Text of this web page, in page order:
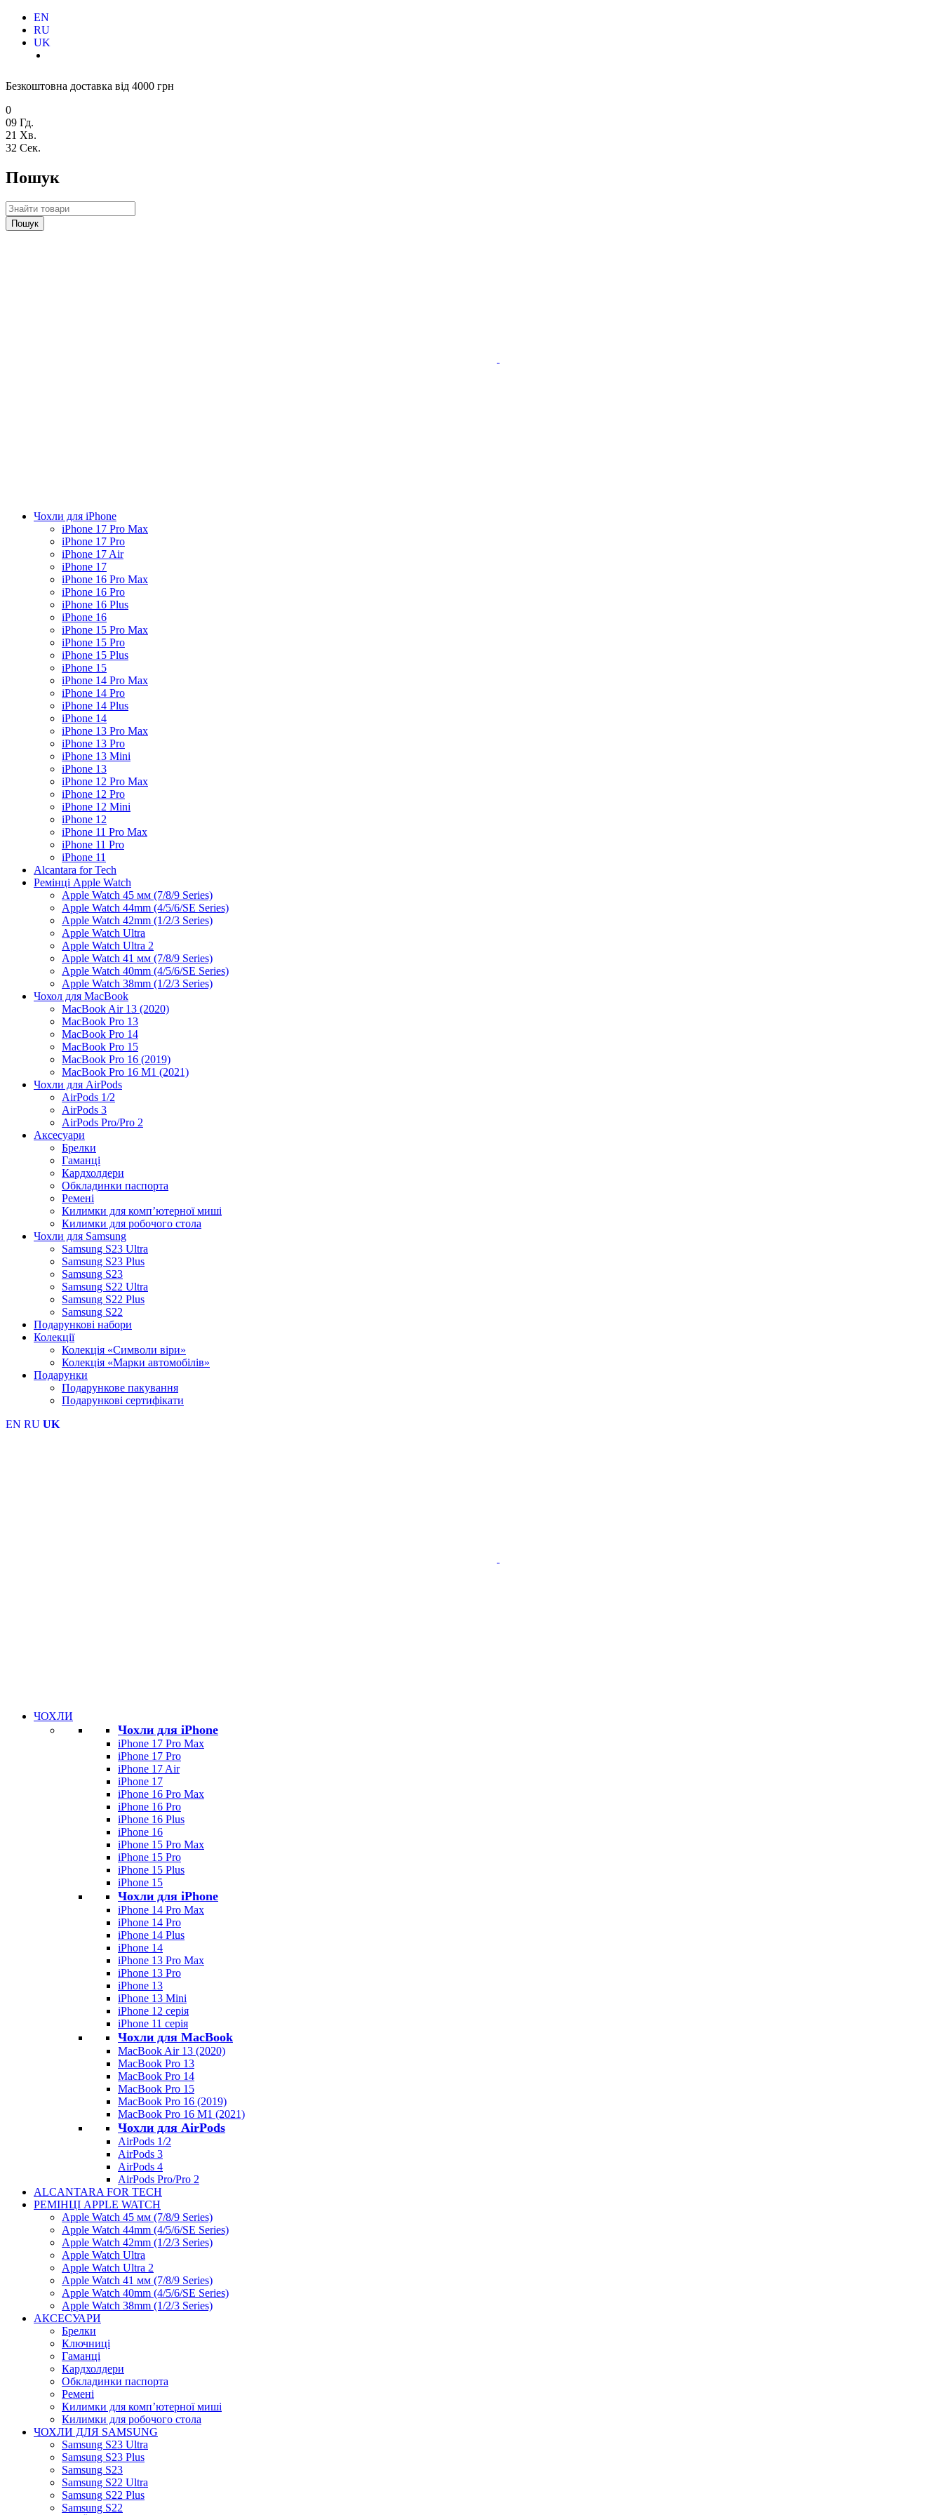
EN
RU
UK
Безкоштовна доставка від 4000 грн
0
09 Гд.
21 Хв.
31 Сек.
Пошук
Чохли для iPhone
iPhone 17 Pro Max
iPhone 17 Pro
iPhone 17 Air
iPhone 17
iPhone 16 Pro Max
iPhone 16 Pro
iPhone 16 Plus
iPhone 16
iPhone 15 Pro Max
iPhone 15 Pro
iPhone 15 Plus
iPhone 15
iPhone 14 Pro Max
iPhone 14 Pro
iPhone 14 Plus
iPhone 14
iPhone 13 Pro Max
iPhone 13 Pro
iPhone 13 Mini
iPhone 13
iPhone 12 Pro Max
iPhone 12 Pro
iPhone 12 Mini
iPhone 12
iPhone 11 Pro Max
iPhone 11 Pro
iPhone 11
Alcantara for Tech
Ремінці Apple Watch
Apple Watch 45 мм (7/8/9 Series)
Apple Watch 44mm (4/5/6/SE Series)
Apple Watch 42mm (1/2/3 Series)
Apple Watch Ultra
Apple Watch Ultra 2
Apple Watch 41 мм (7/8/9 Series)
Apple Watch 40mm (4/5/6/SE Series)
Apple Watch 38mm (1/2/3 Series)
Чохол для MacBook
MacBook Air 13 (2020)
MacBook Pro 13
MacBook Pro 14
MacBook Pro 15
MacBook Pro 16 (2019)
MacBook Pro 16 M1 (2021)
Чохли для AirPods
AirPods 1/2
AirPods 3
AirPods Pro/Pro 2
Аксесуари
Брелки
Гаманці
Кардхолдери
Обкладинки паспорта
Ремені
Килимки для комп’ютерної миші
Килимки для робочого стола
Чохли для Samsung
Samsung S23 Ultra
Samsung S23 Plus
Samsung S23
Samsung S22 Ultra
Samsung S22 Plus
Samsung S22
Подарункові набори
Колекції
Колекція «Символи віри»
Колекція «Марки автомобілів»
Подарунки
Подарункове пакування
Подарункові сертифікати
EN RU UK
ЧОХЛИ
Чохли для iPhone
iPhone 17 Pro Max
iPhone 17 Pro
iPhone 17 Air
iPhone 17
iPhone 16 Pro Max
iPhone 16 Pro
iPhone 16 Plus
iPhone 16
iPhone 15 Pro Max
iPhone 15 Pro
iPhone 15 Plus
iPhone 15
Чохли для iPhone
iPhone 14 Pro Max
iPhone 14 Pro
iPhone 14 Plus
iPhone 14
iPhone 13 Pro Max
iPhone 13 Pro
iPhone 13
iPhone 13 Mini
iPhone 12 серія
iPhone 11 серія
Чохли для MacBook
MacBook Air 13 (2020)
MacBook Pro 13
MacBook Pro 14
MacBook Pro 15
MacBook Pro 16 (2019)
MacBook Pro 16 M1 (2021)
Чохли для AirPods
AirPods 1/2
AirPods 3
AirPods 4
AirPods Pro/Pro 2
ALCANTARA FOR TECH
РЕМІНЦІ APPLE WATCH
Apple Watch 45 мм (7/8/9 Series)
Apple Watch 44mm (4/5/6/SE Series)
Apple Watch 42mm (1/2/3 Series)
Apple Watch Ultra
Apple Watch Ultra 2
Apple Watch 41 мм (7/8/9 Series)
Apple Watch 40mm (4/5/6/SE Series)
Apple Watch 38mm (1/2/3 Series)
АКСЕСУАРИ
Брелки
Ключниці
Гаманці
Кардхолдери
Обкладинки паспорта
Ремені
Килимки для комп’ютерної миші
Килимки для робочого стола
ЧОХЛИ ДЛЯ SAMSUNG
Samsung S23 Ultra
Samsung S23 Plus
Samsung S23
Samsung S22 Ultra
Samsung S22 Plus
Samsung S22